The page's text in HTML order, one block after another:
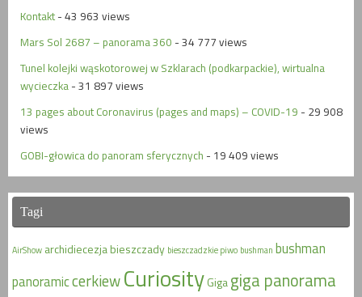
Kontakt - 43 963 views
Mars Sol 2687 – panorama 360 - 34 777 views
Tunel kolejki wąskotorowej w Szklarach (podkarpackie), wirtualna
wycieczka - 31 897 views
13 pages about Coronavirus (pages and maps) – COVID-19 - 29 908
views
GOBI-głowica do panoram sferycznych - 19 409 views
Tagi
AirShow archidiecezjabieszczady bieszczadzkie piwo bushman bushman
panoramiccerkiewCuriosityGigagiga panorama